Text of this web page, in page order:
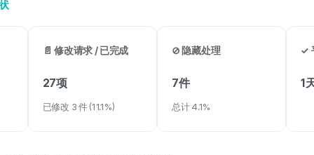
📄 修改请求 / 已完成
27项
已修改 3 件 (11.1%)
⊘ 隐藏处理
7件
总计 4.1%
✓
1